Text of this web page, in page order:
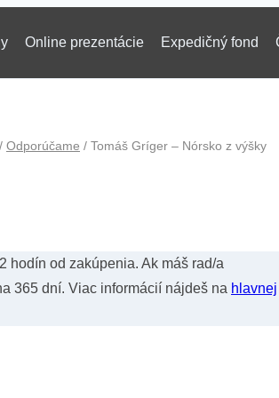
Online prezentácie Expedičný fond
/ Odporúčame / Tomáš Gríger – Nórsko z výšky
hodín od zakúpenia. Ak máš rad/a
365 dní. Viac informácií nájdeš na hlavnej